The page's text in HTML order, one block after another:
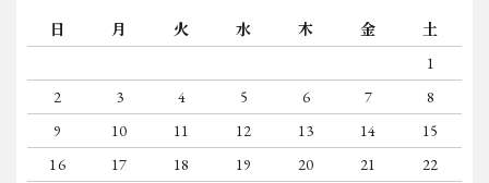
日 月 火 水 木 金
土
1
2
3 4 5 6 7
8
9
10 11 12 13 14
15
16
17 18 19 20 21 22